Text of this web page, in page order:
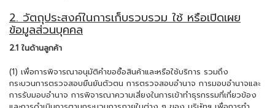
2. วัตถุประสงค์ในการเก็บรวบรวม ใช้ หรือเปิดเผย
ข้อมูลส่วนบุคคล
2.1 ในด้านลูกค้า
(1) เพื่อการพิจารณาอนุมัติคำขอซื้อสินค้าและหรือใช้บริการ รวมถึง
กระบวนการตรวจสอบยืนยันตัวตน การตรวจสอบอำนาจ การมอบอำนาจและ
การรับมอบอำนาจ การพิจารณาความเสี่ยงในการเข้าทำธุรกรรมที่เกี่ยวข้อง